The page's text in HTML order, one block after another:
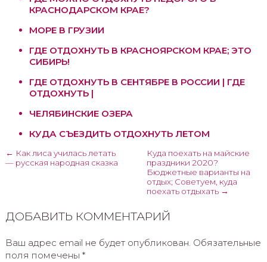
КРАСНОДАРСКОМ КРАЕ?
МОРЕ В ГРУЗИИ
ГДЕ ОТДОХНУТЬ В КРАСНОЯРСКОМ КРАЕ; ЭТО
СИБИРЬ!
ГДЕ ОТДОХНУТЬ В СЕНТЯБРЕ В РОССИИ | ГДЕ
ОТДОХНУТЬ |
ЧЕЛЯБИНСКИЕ ОЗЕРА
КУДА СЪЕЗДИТЬ ОТДОХНУТЬ ЛЕТОМ
← Как лиса училась летать
— русская народная сказка
Куда поехать на майские
праздники 2020?
Бюджетные варианты на
отдых; Советуем, куда
поехать отдыхать →
ДОБАВИТЬ КОММЕНТАРИЙ
Ваш адрес email не будет опубликован. Обязательные
поля помечены *